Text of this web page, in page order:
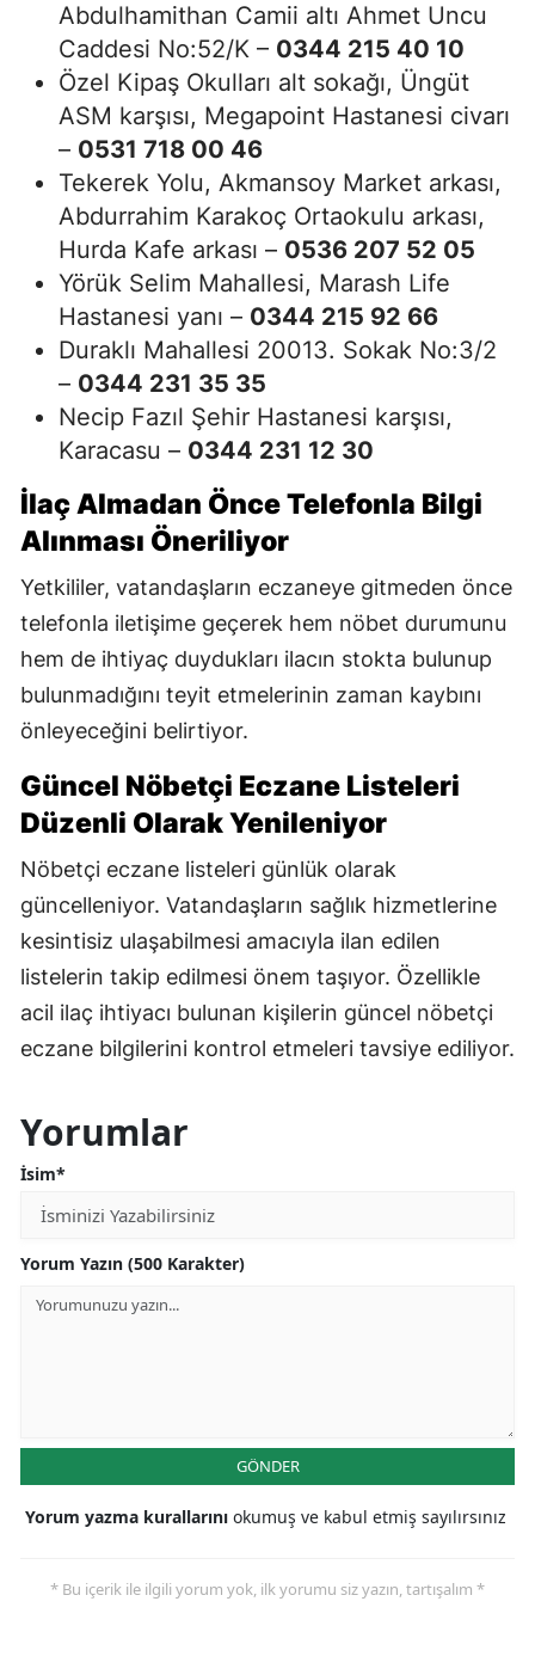
Abdulhamithan Camii altı Ahmet Uncu
Caddesi No:52/K – 0344 215 40 10
Özel Kipaş Okulları alt sokağı, Üngüt
ASM karşısı, Megapoint Hastanesi civarı
– 0531 718 00 46
Tekerek Yolu, Akmansoy Market arkası,
Abdurrahim Karakoç Ortaokulu arkası,
Hurda Kafe arkası – 0536 207 52 05
Yörük Selim Mahallesi, Marash Life
Hastanesi yanı – 0344 215 92 66
Duraklı Mahallesi 20013. Sokak No:3/2
– 0344 231 35 35
Necip Fazıl Şehir Hastanesi karşısı,
Karacasu – 0344 231 12 30
İlaç Almadan Önce Telefonla Bilgi
Alınması Öneriliyor
Yetkililer, vatandaşların eczaneye gitmeden önce
telefonla iletişime geçerek hem nöbet durumunu
hem de ihtiyaç duydukları ilacın stokta bulunup
bulunmadığını teyit etmelerinin zaman kaybını
önleyeceğini belirtiyor.
Güncel Nöbetçi Eczane Listeleri
Düzenli Olarak Yenileniyor
Nöbetçi eczane listeleri günlük olarak
güncelleniyor. Vatandaşların sağlık hizmetlerine
kesintisiz ulaşabilmesi amacıyla ilan edilen
listelerin takip edilmesi önem taşıyor. Özellikle
acil ilaç ihtiyacı bulunan kişilerin güncel nöbetçi
eczane bilgilerini kontrol etmeleri tavsiye ediliyor.
Yorumlar
İsim*
Yorum Yazın (500 Karakter)
GÖNDER
Yorum yazma kurallarını okumuş ve kabul etmiş sayılırsınız
* Bu içerik ile ilgili yorum yok, ilk yorumu siz yazın, tartışalım *